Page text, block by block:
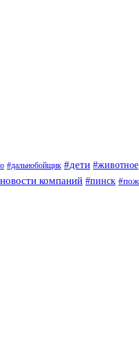
#дальнобойщик #дети #животное
компаний #пинск